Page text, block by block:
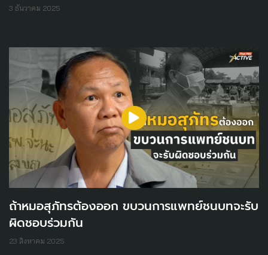
3 ธันวาคม 2025
ถ้าหมอสุภัทรต้องออก ขบวนการแพทย์ชนบทจะรับ
ผิดชอบร่วมกัน
23 สิงหาคม 2025